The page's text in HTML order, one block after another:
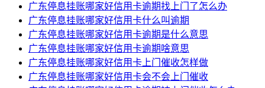
广东停息挂账哪家好信用卡逾期找上门了怎么办
广东停息挂账哪家好信用卡什么叫逾期
广东停息挂账哪家好信用卡逾期是什么意思
广东停息挂账哪家好信用卡逾期啥意思
广东停息挂账哪家好信用卡上门催收怎样做
广东停息挂账哪家好信用卡会不会上门催收